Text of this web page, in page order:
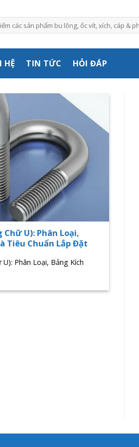
HỆ TIN TỨC HỎI ĐÁP
Chữ U): Phân Loại,
Tiêu Chuẩn Lắp Đặt
Phân Loại, Bảng Kích